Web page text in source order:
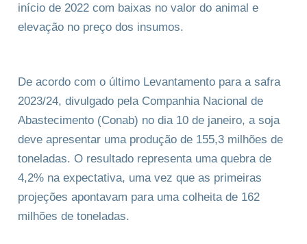
início de 2022 com baixas no valor do animal e
elevação no preço dos insumos.
De acordo com o último Levantamento para a safra
2023/24, divulgado pela Companhia Nacional de
Abastecimento (Conab) no dia 10 de janeiro, a soja
deve apresentar uma produção de 155,3 milhões de
toneladas. O resultado representa uma quebra de
4,2% na expectativa, uma vez que as primeiras
projeções apontavam para uma colheita de 162
milhões de toneladas.